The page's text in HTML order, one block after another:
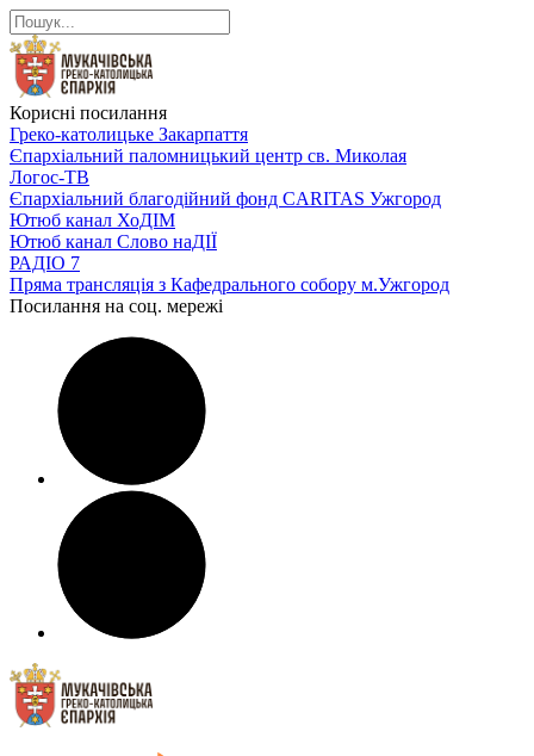
Корисні посилання
Греко-католицьке Закарпаття
Єпархіальний паломницький центр св. Миколая
Логос-ТВ
Єпархіальний благодійний фонд CARITAS Ужгород
Ютюб канал ХоДІМ
Ютюб канал Слово наДІЇ
РАДІО 7
Пряма трансляція з Кафедрального собору м.Ужгород
Посилання на соц. мережі